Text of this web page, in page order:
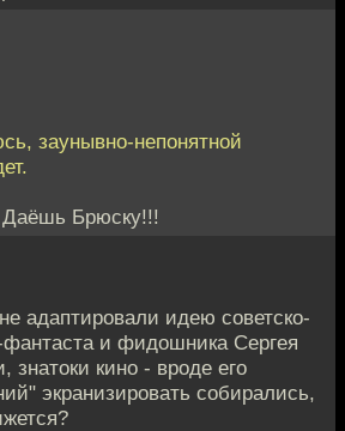
заунывно-непонятной
Даёшь Брюску!!!
адаптировали идею советско-
фантаста и фидошника Сергея
знатоки кино - вроде его
экранизировать собирались,